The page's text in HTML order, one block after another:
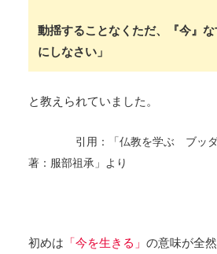
動揺することなくただ、『今』
にしなさい」
と教えられていました。
引用：「仏教を学ぶ ブッ
著：服部祖承」より
初めは 「今を生きる」 の意味が全